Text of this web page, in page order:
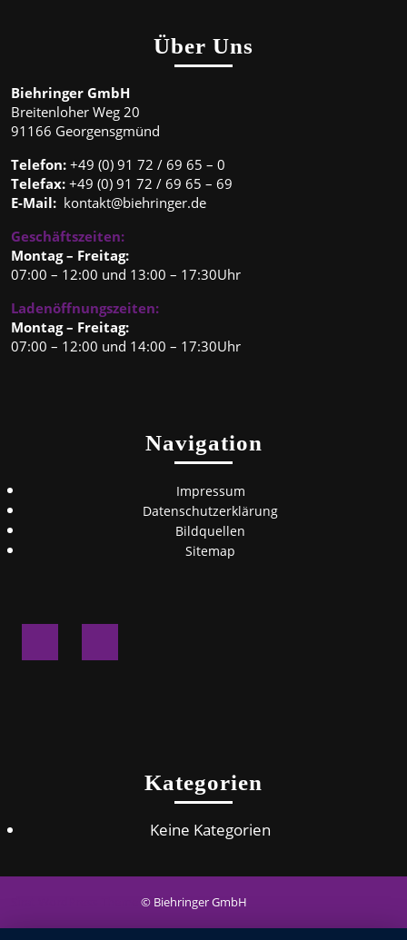
Über Uns
Biehringer GmbH
Breitenloher Weg 20
91166 Georgensgmünd
Telefon: +49 (0) 91 72 / 69 65 – 0
Telefax: +49 (0) 91 72 / 69 65 – 69
E-Mail: kontakt@biehringer.de
Geschäftszeiten:
Montag – Freitag:
07:00 – 12:00 und 13:00 – 17:30Uhr
Ladenöffnungszeiten:
Montag – Freitag:
07:00 – 12:00 und 14:00 – 17:30Uhr
Navigation
Impressum
Datenschutzerklärung
Bildquellen
Sitemap
Kategorien
Keine Kategorien
© Biehringer GmbH